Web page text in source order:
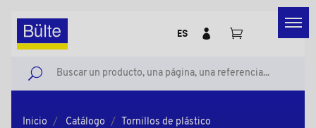
ES
Inicio Catálogo Tornillos de plástico